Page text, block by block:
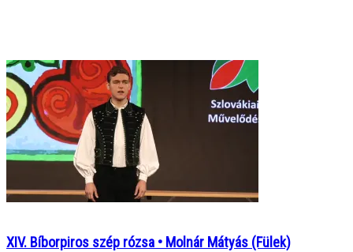
XIV. Bíborpiros szép rózsa • Molnár Mátyás (Fülek)